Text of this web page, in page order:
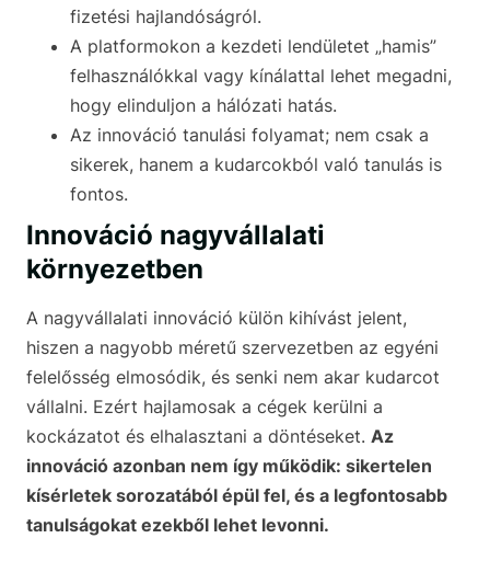
fizetési hajlandóságról.
A platformokon a kezdeti lendületet „hamis”
felhasználókkal vagy kínálattal lehet megadni,
hogy elinduljon a hálózati hatás.
Az innováció tanulási folyamat; nem csak a
sikerek, hanem a kudarcokból való tanulás is
fontos.
Innováció nagyvállalati
környezetben
A nagyvállalati innováció külön kihívást jelent,
hiszen a nagyobb méretű szervezetben az egyéni
felelősség elmosódik, és senki nem akar kudarcot
vállalni. Ezért hajlamosak a cégek kerülni a
kockázatot és elhalasztani a döntéseket. Az
innováció azonban nem így működik: sikertelen
kísérletek sorozatából épül fel, és a legfontosabb
tanulságokat ezekből lehet levonni.